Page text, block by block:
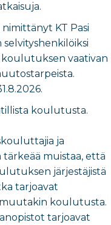
KT Pasi
selvityshenkilöiksi
vaativan
koulutusta.
ja
muistaa, että
järjestäjistä
tarjoavat
koulutusta.
tarjoavat